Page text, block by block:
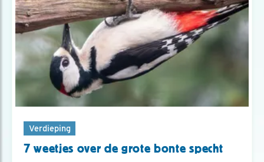
Verdieping
7 weetjes over de grote bonte specht